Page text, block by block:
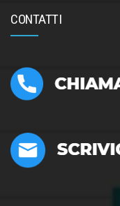
CONTATTI